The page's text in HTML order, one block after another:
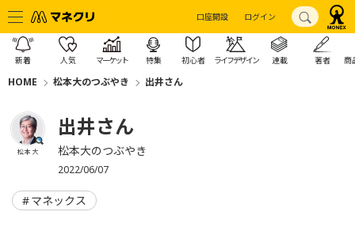
口座開設 ログイン
新着 人気 マーケット 特集 初心者 ライフデザイン 連載 著者 商
HOME 松本大のつぶやき 出井さん
松本 大
出井さん
松本大のつぶやき
2022/06/07
マネックス